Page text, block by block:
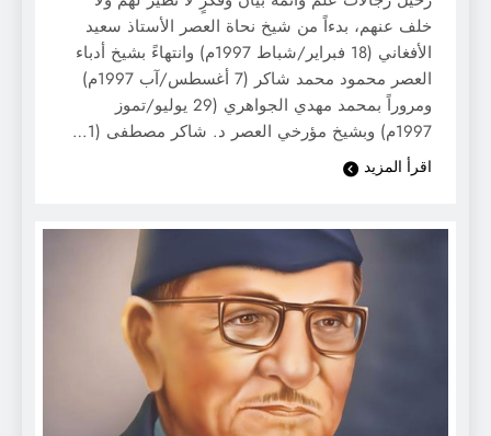
خلف عنهم، بدءاً من شيخ نحاة العصر الأستاذ سعيد
الأفغاني (18 فبراير/شباط 1997م) وانتهاءً بشيخ أدباء
العصر محمود محمد شاكر (7 أغسطس/آب 1997م)
ومروراً بمحمد مهدي الجواهري (29 يوليو/تموز
1997م) وبشيخ مؤرخي العصر د. شاكر مصطفى (1…
اقرأ المزيد